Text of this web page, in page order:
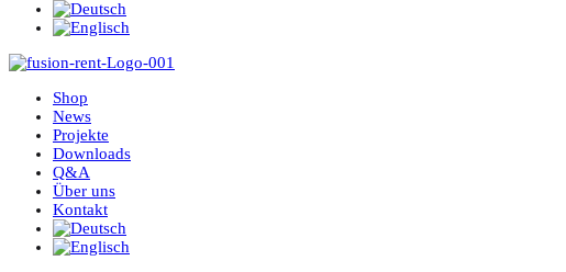
Shop
News
Projekte
Downloads
Q&A
Über uns
Kontakt